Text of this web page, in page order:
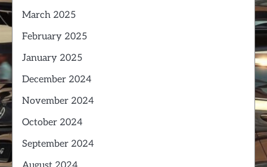
March 2025
February 2025
January 2025
December 2024
November 2024
October 2024
September 2024